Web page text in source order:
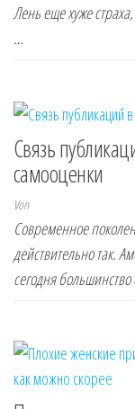
Лень еще хуже
…
Связь
самооценки
Von
Современное
действительно так.
сегодня